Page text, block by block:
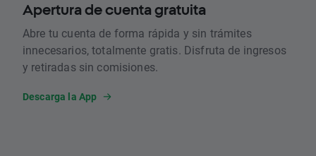
Apertura de cuenta gratuita
Abre tu cuenta de forma rápida y sin trámites
innecesarios, totalmente gratis. Disfruta de ingresos
y retiradas sin comisiones.
Descarga la App